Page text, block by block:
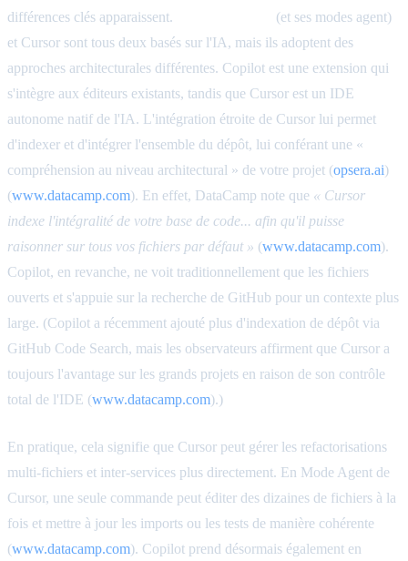
différences clés apparaissent.
(et ses modes agent)
et Cursor sont tous deux basés sur l'IA, mais ils adoptent des
approches architecturales différentes. Copilot est une extension qui
s'intègre aux éditeurs existants, tandis que Cursor est un IDE
autonome natif de l'IA. L'intégration étroite de Cursor lui permet
d'indexer et d'intégrer l'ensemble du dépôt, lui conférant une «
compréhension au niveau architectural » de votre projet (opsera.ai)
(www.datacamp.com). En effet, DataCamp note que « Cursor
indexe l'intégralité de votre base de code... afin qu'il puisse
raisonner sur tous vos fichiers par défaut » (www.datacamp.com).
Copilot, en revanche, ne voit traditionnellement que les fichiers
ouverts et s'appuie sur la recherche de GitHub pour un contexte plus
large. (Copilot a récemment ajouté plus d'indexation de dépôt via
GitHub Code Search, mais les observateurs affirment que Cursor a
toujours l'avantage sur les grands projets en raison de son contrôle
total de l'IDE (www.datacamp.com).)
En pratique, cela signifie que Cursor peut gérer les refactorisations
multi-fichiers et inter-services plus directement. En Mode Agent de
Cursor, une seule commande peut éditer des dizaines de fichiers à la
fois et mettre à jour les imports ou les tests de manière cohérente
(www.datacamp.com). Copilot prend désormais également en